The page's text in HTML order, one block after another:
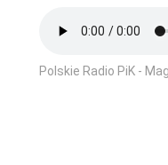
Polskie Radio PiK -